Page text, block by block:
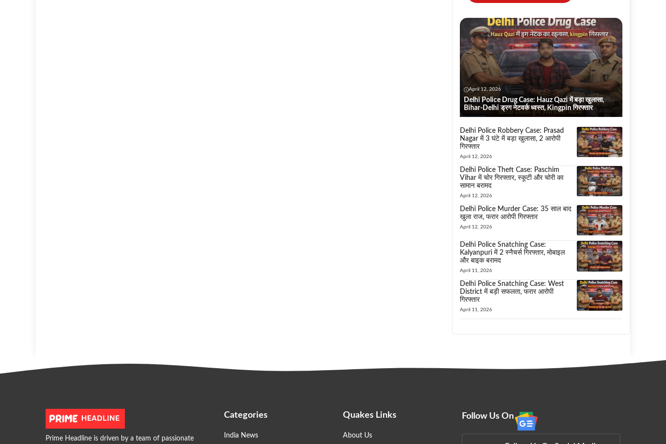
April 12, 2026
Delhi Police Drug Case: Hauz Qazi में बड़ा खुलासा,
Bihar-Delhi ड्रग नेटवर्क ध्वस्त, Kingpin गिरफ्तार
Delhi Police Robbery Case: Prasad
Nagar में 3 घंटे में बड़ा खुलासा, 2 आरोपी
गिरफ्तार
April 12, 2026
Delhi Police Theft Case: Paschim
Vihar में चोर गिरफ्तार, स्कूटी और चोरी का
सामान बरामद
April 12, 2026
Delhi Police Murder Case: 35 साल बाद
खुला राज, फरार आरोपी गिरफ्तार
April 12, 2026
Delhi Police Snatching Case:
Kalyanpuri में 2 स्नैचर्स गिरफ्तार, मोबाइल
और बाइक बरामद
April 11, 2026
Delhi Police Snatching Case: West
District में बड़ी सफलता, फरार आरोपी
गिरफ्तार
April 11, 2026
Prime Headline is driven by a team of passionate
Categories
India News
Quakes Links
About Us
Follow Us On